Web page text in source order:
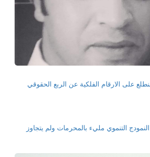
على الارقام الفلكية عن الربع الحقوقي
التنموي مليء بالمحرمات ولم يتجاوز